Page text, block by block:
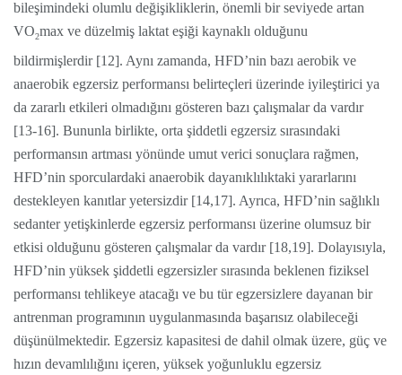
bileşimindeki olumlu değişikliklerin, önemli bir seviyede artan
VO2max ve düzelmiş laktat eşiği kaynaklı olduğunu
bildirmişlerdir [12]. Aynı zamanda, HFD’nin bazı aerobik ve
anaerobik egzersiz performansı belirteçleri üzerinde iyileştirici ya
da zararlı etkileri olmadığını gösteren bazı çalışmalar da vardır
[13-16]. Bununla birlikte, orta şiddetli egzersiz sırasındaki
performansın artması yönünde umut verici sonuçlara rağmen,
HFD’nin sporculardaki anaerobik dayanıklılıktaki yararlarını
destekleyen kanıtlar yetersizdir [14,17]. Ayrıca, HFD’nin sağlıklı
sedanter yetişkinlerde egzersiz performansı üzerine olumsuz bir
etkisi olduğunu gösteren çalışmalar da vardır [18,19]. Dolayısıyla,
HFD’nin yüksek şiddetli egzersizler sırasında beklenen fiziksel
performansı tehlikeye atacağı ve bu tür egzersizlere dayanan bir
antrenman programının uygulanmasında başarısız olabileceği
düşünülmektedir. Egzersiz kapasitesi de dahil olmak üzere, güç ve
hızın devamlılığını içeren, yüksek yoğunluklu egzersiz